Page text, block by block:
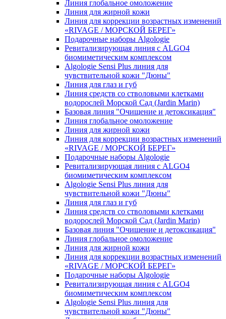
Линия глобальное омоложение
Линия для жирной кожи
Линия для коррекции возрастных изменений
«RIVAGE / МОРСКОЙ БЕРЕГ»
Подарочные наборы Algologie
Ревитализирующая линия с ALGO4
биомиметическим комплексом
Algologie Sensi Plus линия для
чувcтвительной кожи "Дюны"
Линия для глаз и губ
Линия средств со стволовыми клетками
водорослей Морской Сад (Jardin Marin)
Базовая линия "Очищение и детоксикация"
Линия глобальное омоложение
Линия для жирной кожи
Линия для коррекции возрастных изменений
«RIVAGE / МОРСКОЙ БЕРЕГ»
Подарочные наборы Algologie
Ревитализирующая линия с ALGO4
биомиметическим комплексом
Algologie Sensi Plus линия для
чувcтвительной кожи "Дюны"
Линия для глаз и губ
Линия средств со стволовыми клетками
водорослей Морской Сад (Jardin Marin)
Базовая линия "Очищение и детоксикация"
Линия глобальное омоложение
Линия для жирной кожи
Линия для коррекции возрастных изменений
«RIVAGE / МОРСКОЙ БЕРЕГ»
Подарочные наборы Algologie
Ревитализирующая линия с ALGO4
биомиметическим комплексом
Algologie Sensi Plus линия для
чувcтвительной кожи "Дюны"